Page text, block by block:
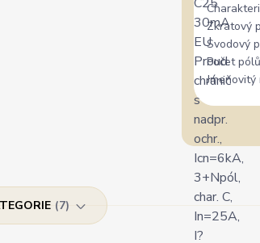
Zkratový
Svodový
Počet
7